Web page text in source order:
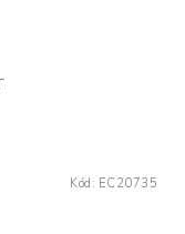
Kód: EC20735